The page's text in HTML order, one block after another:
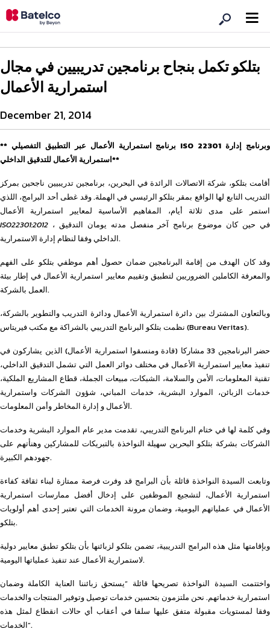
بتلكو تكمل بنجاح برنامجين تدريبيين في مجال
استمرارية الأعمال
December 21, 2014
** برنامج استمرارية الأعمال عبر التطبيق التفصيلي ISO 22301 وبرنامج إدارة
استمرارية الأعمال للتدقيق الداخلي**
أقامت بتلكو، شركة الاتصالات الرائدة في البحرين، برنامجين تدريبيين ناجحين بمركز
التدريب التابع لها الواقع بمقر بتلكو الرئيسي في الهملة. وقد غطى أحد البرامج، اللذي
استمر على مدى ثلاثة أيام، المفاهيم الأساسية لمعايير استمرارية الأعمال
ISO22301:2012 ، في حين كان موضوع برنامج آخر منفصل مدته يومان التدقيق
الداخلي وفقا لنظام إدارة الاستمرارية.
وقد كان الهدف من إقامة البرنامجين ضمان حصول أهم موظفي بتلكو على الفهم
والمعرفة الكاملين الضروريين لتطبيق وتقييم معايير استمرارية الأعمال في إطار بيئة
العمل بالشركة.
وبالتعاون المشترك بين دائرة استمرارية الأعمال ودائرة التدريب والتطوير بالشركة،
نظمت بتلكو البرنامج التدريبي بالشراكة مع مكتب فيريتاس (Bureau Veritas).
حضر البرنامجين 33 مشاركا (قادة ومنسقوا استمرارية الأعمال) الذين يشاركون في
تنفيذ معايير استمرارية الأعمال في مختلف دوائر العمل التي تشمل التدقيق الداخلي،
تقنية المعلومات، الأمن والسلامة، الشبكات، مبيعات الجملة، قطاع المشاريع الملكية،
خدمات الزبائن، الموارد البشرية، خدمات المباني، شؤون الشركات واستمرارية
الأعمال و إدارة المخاطر وأمن المعلومات.
وفي كلمة لها في ختام البرنامج التدريبي، تقدمت مدير عام الموارد البشرية وخدمات
الشركات بشركة بتلكو البحرين سهيلة النواخذة بالتبريكات للمشاركين وهنأتهم على
جهودهم الكبيرة.
وتابعت السيدة النواخذة قائلة بأن البرامج قد وفرت فرصة ممتازة لبناء ثقافة كفاءة
استمرارية الأعمال، لتشجيع الموظفين على إدخال أفضل ممارسات استمرارية
الأعمال في عملياتهم اليومية، وضمان مرونة الخدمات التي تعتبر إحدى أهم أولويات
بتلكو.
وبإقامتها مثل هذه البرامج التدريبية، تضمن بتلكو لزبائنها بأن بتلكو تطبق معايير دولية
لاستمرارية الأعمال عند تنفيذ عملياتها اليومية.
واختتمت السيدة النواخذة تصريحها قائلة “يستحق زبائننا العناية الكاملة وضمان
استمرارية خدماتهم. نحن ملتزمون بتحسين خدمات توصيل وتوفير المنتجات والخدمات
وفقا لمستويات مقبولة متفق عليها سلفا في أعقاب أي حالات انقطاع لمثل هذه
الخدمات”.